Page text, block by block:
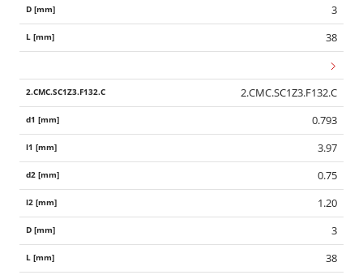
3
38
2.CMC.SC1Z3.F132.C
0.793
3.97
0.75
1.20
3
38